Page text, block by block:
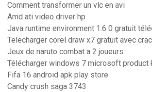
Comment transformer un vlc en avi
Amd ati video driver hp
Java runtime environment 1.6 0 gratuit
Telecharger corel draw x7 gratuit avec
Jeux de naruto combat a 2 joueurs
Télécharger windows 7 microsoft product
Fifa 16 android apk play store
Candy crush saga 3743